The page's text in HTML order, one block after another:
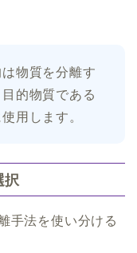
物質を分離す
的物質である
用します。
択
手法を使い分ける